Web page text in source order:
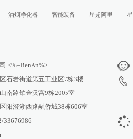
油烟净化器 智能装备 星超阿里
<%=BenAn%>
石岩街道第五工业区7栋3楼
南路铂金汉宫9栋2005室
阳澄湖西路融侨城38栋606室
33676986